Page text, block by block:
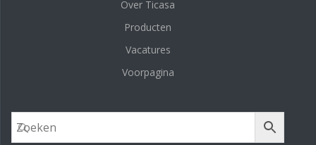
Over Ticasa
Producten
Vacatures
Voorpagina